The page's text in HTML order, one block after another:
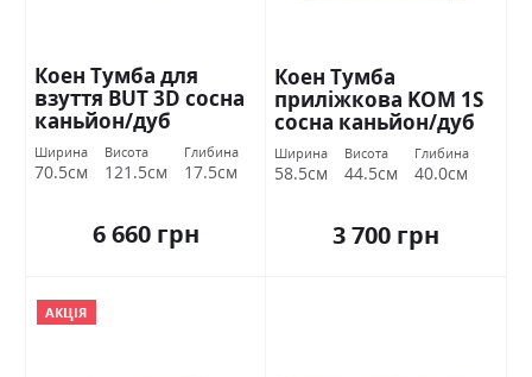
Коен Тумба для
взуття BUT 3D сосна
каньйон/дуб
корабельний БРВ
Україна
Ширина
70.5см
Висота
121.5см
Глибина
17.5см
6 660 грн
Коен Тумба
приліжкова KOM 1S
сосна каньйон/дуб
корабельний БРВ
Україна
Ширина
58.5см
Висота
44.5см
Глибина
40.0см
3 700 грн
АКЦІЯ